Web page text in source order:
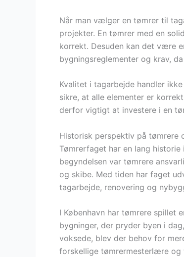
Når man vælger en tømrer til
projekter. En tømrer med en
korrekt. Desuden kan det være
bygningsreglementer og krav,
Kvalitet i tagarbejde handler
sikre, at alle elementer er
derfor vigtigt at investere i en
Historisk perspektiv på tømrere
Tømrerfaget har en lang
begyndelsen var tømrere
og skibe. Med tiden har faget
tagarbejde, renovering og
I København har tømrere spillet
bygninger, der pryder byen i
voksede, blev der behov for
forskellige tømrermesterlære og